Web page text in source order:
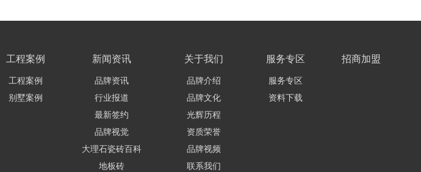
工程案例
工程案例
别墅案例
新闻资讯
品牌资讯
行业报道
最新签约
品牌视觉
大理石瓷砖百科
地板砖
关于我们
品牌介绍
品牌文化
光辉历程
资质荣誉
品牌视频
联系我们
服务专区
服务专区
资料下载
招商加盟